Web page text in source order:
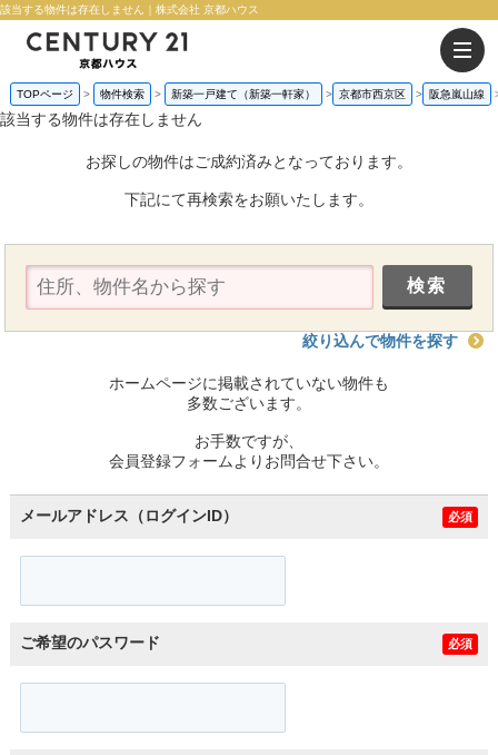
該当する物件は存在しません｜株式会社 京都ハウス
TOPページ 物件検索 新築一戸建て（新築一軒家） 京都市西京区 阪急嵐山線
該当する物件は存在しません
お探しの物件はご成約済みとなっております。
下記にて再検索をお願いたします。
絞り込んで物件を探す
ホームページに掲載されていない物件も
多数ございます。
お手数ですが、
会員登録フォームよりお問合せ下さい。
メールアドレス（ログインID） 必須
ご希望のパスワード 必須